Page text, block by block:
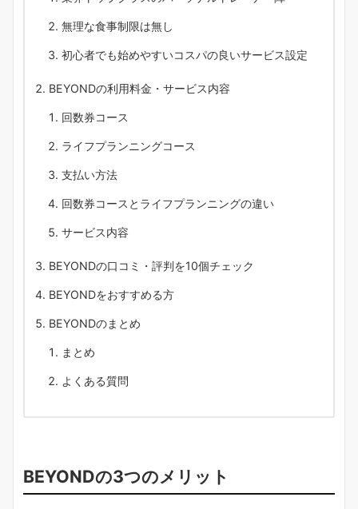
無理な食事制限は無し
初心者でも始めやすいコスパの良いサービス設定
BEYONDの利用料金・サービス内容
回数券コース
ライフプランニングコース
支払い方法
回数券コースとライフプランニングの違い
サービス内容
BEYONDの口コミ・評判を10個チェック
BEYONDをおすすめる方
BEYONDのまとめ
まとめ
よくある質問
BEYONDの3つのメリット